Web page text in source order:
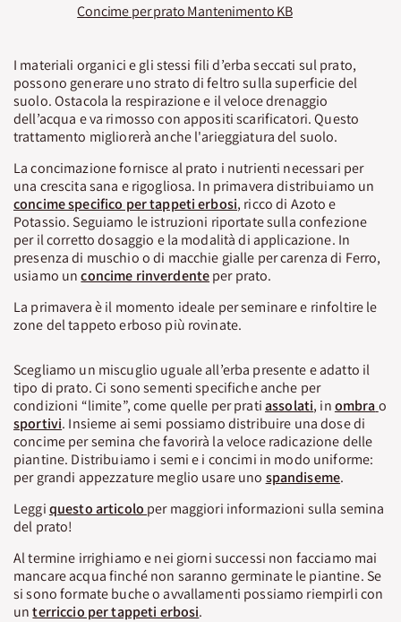
Concime per prato Mantenimento KB
I materiali organici e gli stessi fili d’erba seccati sul prato,
possono generare uno strato di feltro sulla superficie del
suolo. Ostacola la respirazione e il veloce drenaggio
dell’acqua e va rimosso con appositi scarificatori. Questo
trattamento migliorerà anche l'arieggiatura del suolo.
La concimazione fornisce al prato i nutrienti necessari per
una crescita sana e rigogliosa. In primavera distribuiamo un
concime specifico per tappeti erbosi, ricco di Azoto e
Potassio. Seguiamo le istruzioni riportate sulla confezione
per il corretto dosaggio e la modalità di applicazione. In
presenza di muschio o di macchie gialle per carenza di Ferro,
usiamo unconcime rinverdenteper prato.
La primavera è il momento ideale per seminare e rinfoltire le
zone del tappeto erboso più rovinate.
Scegliamo un miscuglio uguale all’erba presente e adatto il
tipo di prato. Ci sono sementi specifiche anche per
condizioni “limite”, come quelle per pratiassolati, inombra o
sportivi. Insieme ai semi possiamo distribuire una dose di
concime per semina che favorirà la veloce radicazione delle
piantine. Distribuiamo i semi e i concimi in modo uniforme:
per grandi appezzature meglio usare uno spandiseme.
Leggiquesto articolo per maggiori informazioni sulla semina
del prato!
Al termine irrighiamo e nei giorni successi non facciamo mai
mancare acqua finché non saranno germinate le piantine. Se
si sono formate buche o avvallamenti possiamo riempirli con
unterriccio per tappeti erbosi.